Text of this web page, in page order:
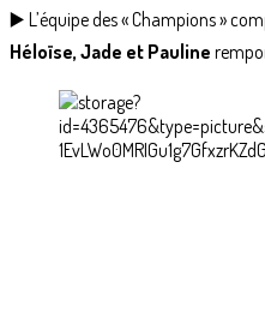
▶️ L’équipe des « Champions »
Héloïse, Jade et Pauline